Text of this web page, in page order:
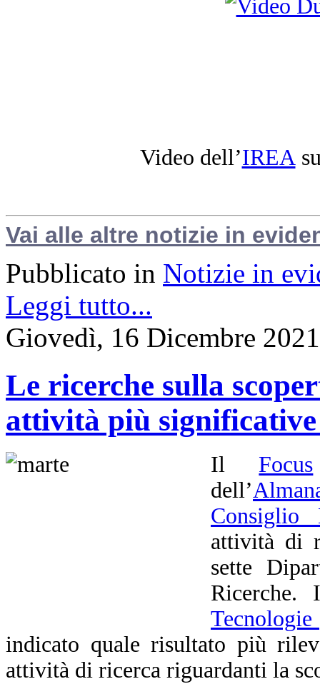
Video dell’IREA
Vai alle altre notizie in
Pubblicato in Notizie in
Leggi tutto...
Giovedì, 16 Dicembre
Le ricerche sulla
attività più significative
Il Focus
dell’
Consiglio
attività di
sette
indicato quale risultato più
attività di ricerca riguardanti la